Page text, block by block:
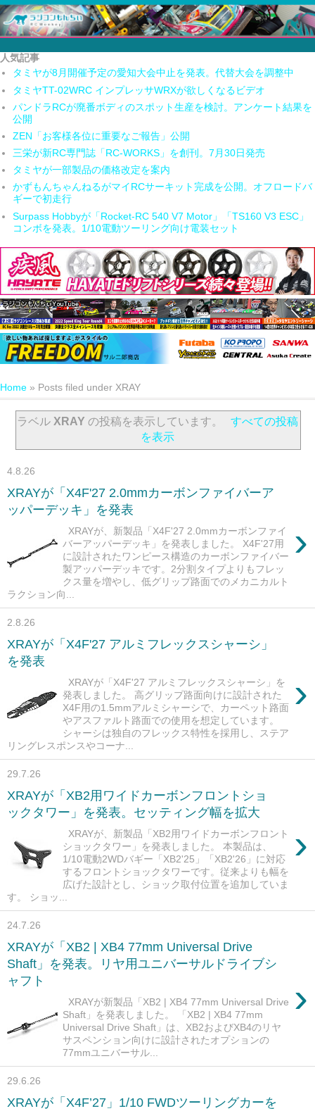
人気記事
タミヤが8月開催予定の愛知大会中止を発表。代替大会を調整中
タミヤTT-02WRC インプレッサWRXが欲しくなるビデオ
パンドラRCが廃番ボディのスポット生産を検討。アンケート結果を
公開
ZEN「お客様各位に重要なご報告」公開
三栄が新RC専門誌「RC-WORKS」を創刊。7月30日発売
タミヤが一部製品の価格改定を案内
かずもんちゃんねるがマイRCサーキット完成を公開。オフロードバ
ギーで初走行
Surpass Hobbyが「Rocket-RC 540 V7 Motor」「TS160 V3 ESC」
コンボを発表。1/10電動ツーリング向け電装セット
Home » Posts filed under XRAY
ラベル XRAY の投稿を表示しています。
すべての投稿
を表示
4.8.26
XRAYが「X4F'27 2.0mmカーボンファイバーア
ッパーデッキ」を発表
›
XRAYが、新製品「X4F'27 2.0mmカーボンファイ
バーアッパーデッキ」を発表しました。 X4F'27用
に設計されたワンピース構造のカーボンファイバー
製アッパーデッキです。2分割タイプよりもフレッ
クス量を増やし、低グリップ路面でのメカニカルト
ラクション向...
2.8.26
XRAYが「X4F'27 アルミフレックスシャーシ」
を発表
›
XRAYが「X4F'27 アルミフレックスシャーシ」を
発表しました。 高グリップ路面向けに設計された
X4F用の1.5mmアルミシャーシで、カーペット路面
やアスファルト路面での使用を想定しています。
シャーシは独自のフレックス特性を採用し、ステア
リングレスポンスやコーナ...
29.7.26
XRAYが「XB2用ワイドカーボンフロントショ
ックタワー」を発表。セッティング幅を拡大
›
XRAYが、新製品「XB2用ワイドカーボンフロント
ショックタワー」を発表しました。 本製品は、
1/10電動2WDバギー「XB2'25」「XB2'26」に対応
するフロントショックタワーです。従来よりも幅を
広げた設計とし、ショック取付位置を追加していま
す。 ショッ...
24.7.26
XRAYが「XB2 | XB4 77mm Universal Drive
Shaft」を発表。リヤ用ユニバーサルドライブシ
ャフト
›
XRAYが新製品「XB2 | XB4 77mm Universal Drive
Shaft」を発表しました。 「XB2 | XB4 77mm
Universal Drive Shaft」は、XB2およびXB4のリヤ
サスペンション向けに設計されたオプションの
77mmユニバーサル...
29.6.26
XRAYが「X4F’27」1/10 FWDツーリングカーを